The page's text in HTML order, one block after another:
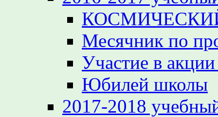
Месячник по
Участие в
Юбилей школы
2017-2018